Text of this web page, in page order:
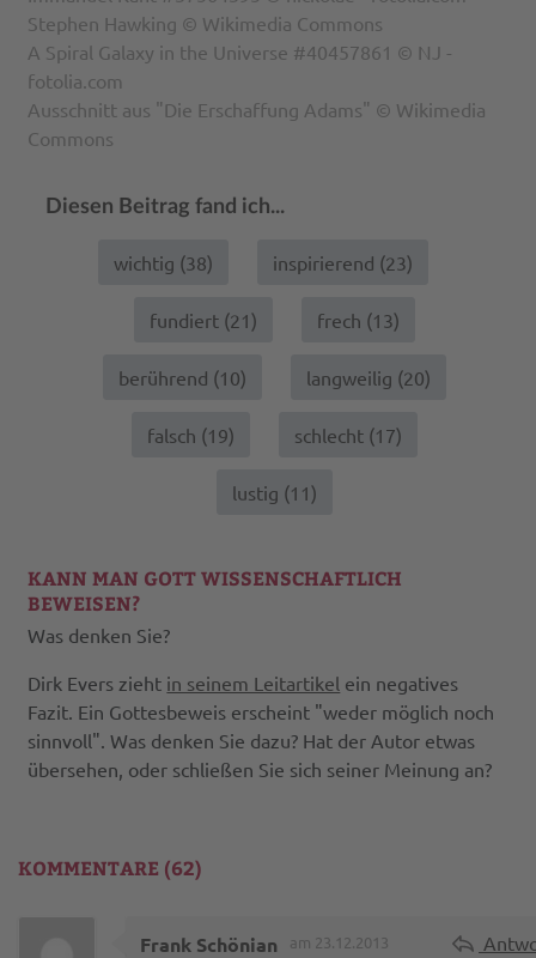
Stephen Hawking © Wikimedia Commons
A Spiral Galaxy in the Universe #40457861 © NJ -
fotolia.com
Ausschnitt aus "Die Erschaffung Adams" © Wikimedia
Commons
Diesen Beitrag fand ich...
wichtig (38) inspirierend (23)
fundiert (21) frech (13)
berührend (10) langweilig (20)
falsch (19) schlecht (17)
lustig (11)
KANN MAN GOTT WISSENSCHAFTLICH
BEWEISEN?
Was denken Sie?
Dirk Evers zieht in seinem Leitartikel ein negatives
Fazit. Ein Gottesbeweis erscheint "weder möglich noch
sinnvoll". Was denken Sie dazu? Hat der Autor etwas
übersehen, oder schließen Sie sich seiner Meinung an?
KOMMENTARE (62)
Frank Schönian am 23.12.2013